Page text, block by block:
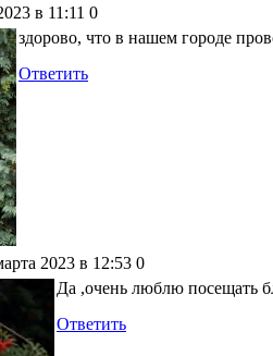
в 11:11 0
здорово, что в нашем городе
Ответить
2023 в 12:53 0
Да ,очень люблю посещать
Ответить